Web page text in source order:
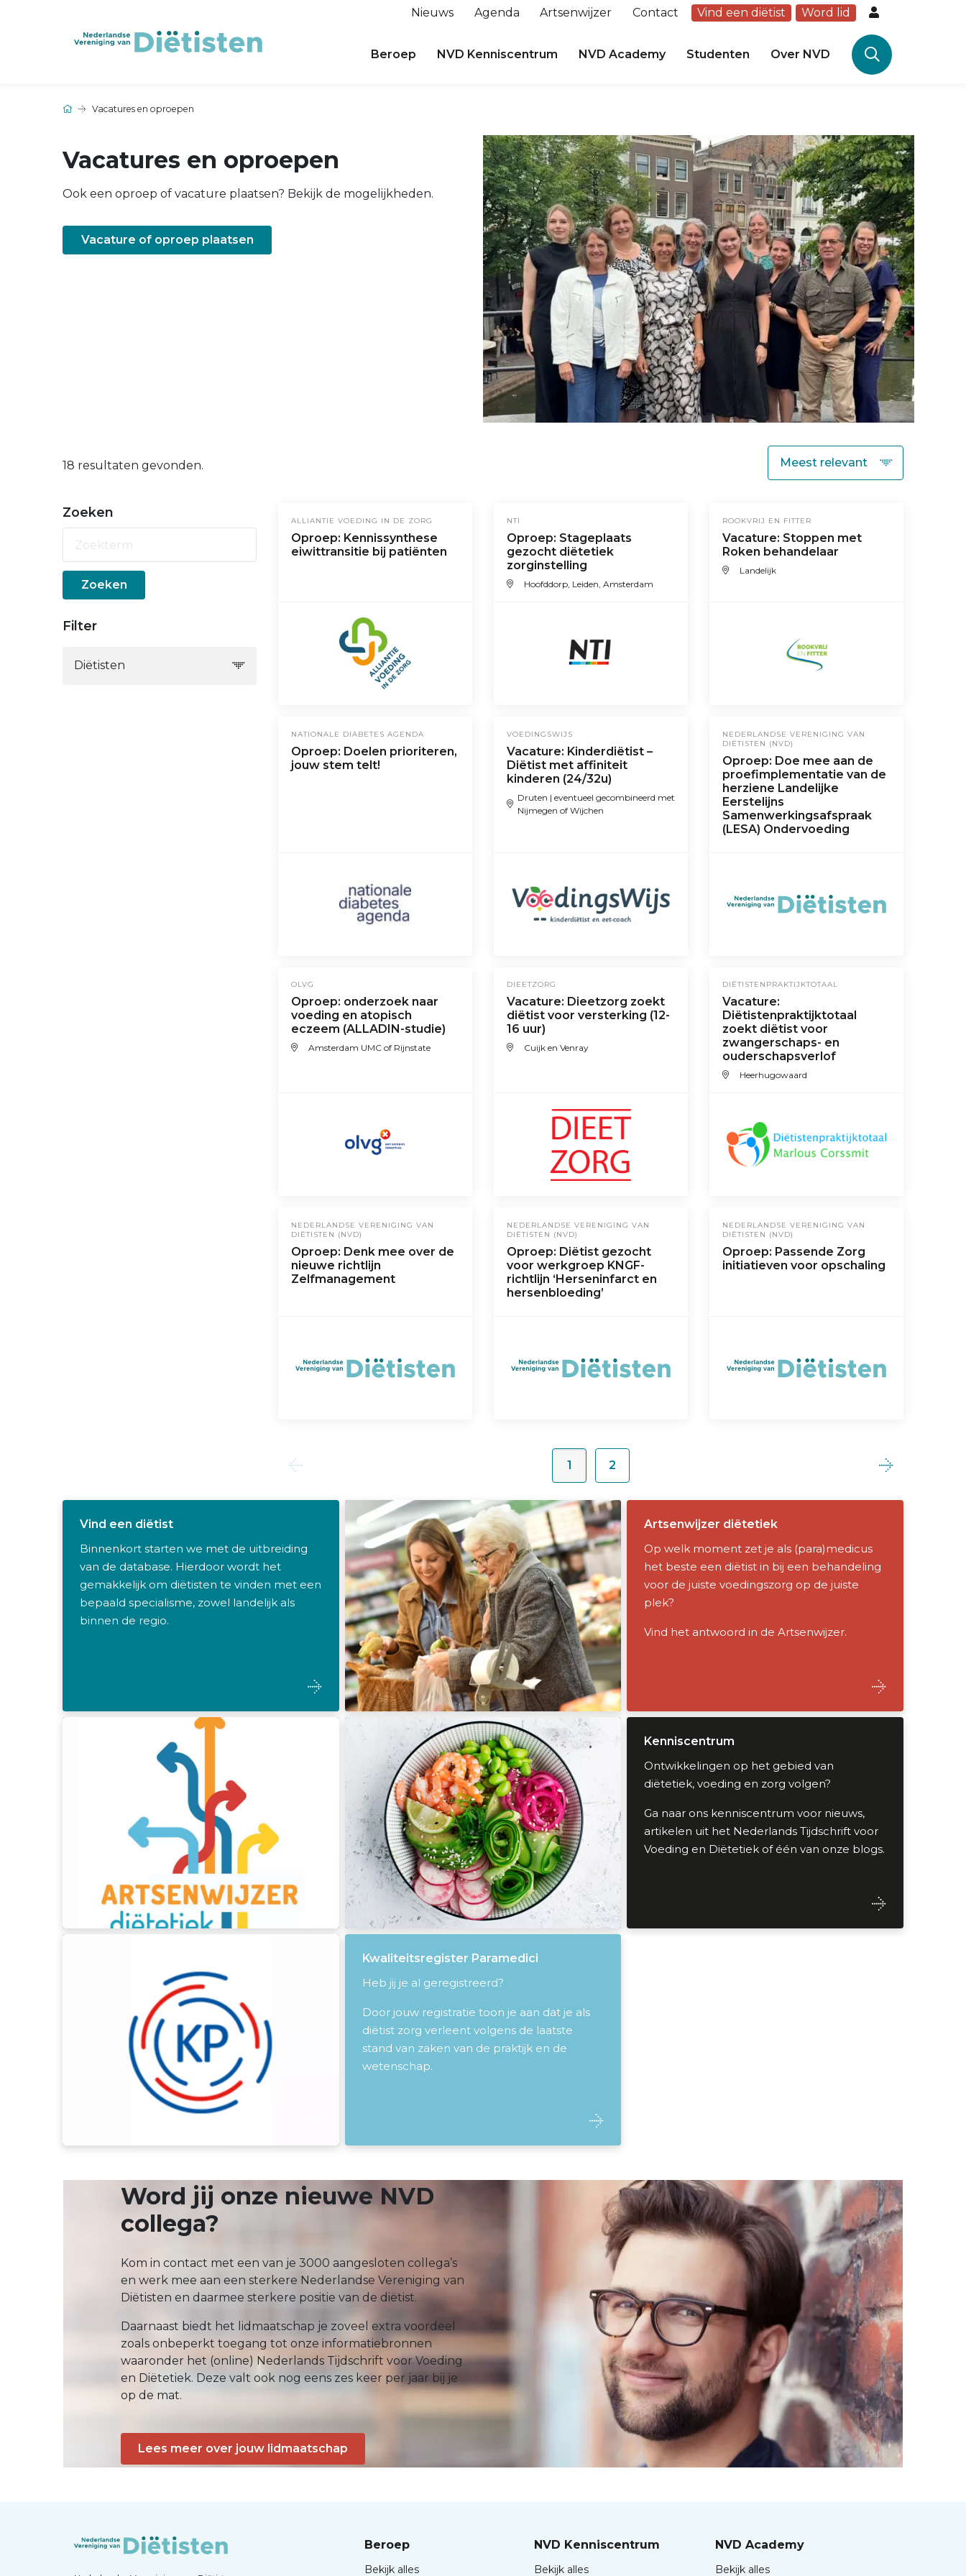
Nieuws Agenda Artsenwijzer Contact Vind een diëtist Word lid
Beroep NVD Kenniscentrum NVD Academy Studenten Over NVD
Vacatures en oproepen
Vacatures en oproepen
Ook een oproep of vacature plaatsen? Bekijk de mogelijkheden.
Vacature of oproep plaatsen
18 resultaten gevonden.
Zoeken
Zoeken
Filter
Diëtisten
ALLIANTIE VOEDING IN DE ZORG
Oproep: Kennissynthese
eiwittransitie bij patiënten
NTI
Oproep: Stageplaats
gezocht diëtetiek
zorginstelling
Hoofddorp, Leiden, Amsterdam
ROOKVRIJ EN FITTER
Vacature: Stoppen met
Roken behandelaar
Landelijk
NATIONALE DIABETES AGENDA
Oproep: Doelen prioriteren,
jouw stem telt!
VOEDINGSWIJS
Vacature: Kinderdiëtist –
Diëtist met affiniteit
kinderen (24/32u)
Druten | eventueel gecombineerd met
Nijmegen of Wijchen
NEDERLANDSE VERENIGING VAN
DIËTISTEN (NVD)
Oproep: Doe mee aan de
proefimplementatie van de
herziene Landelijke
Eerstelijns
Samenwerkingsafspraak
(LESA) Ondervoeding
OLVG
Oproep: onderzoek naar
voeding en atopisch
eczeem (ALLADIN-studie)
Amsterdam UMC of Rijnstate
DIEETZORG
Vacature: Dieetzorg zoekt
diëtist voor versterking (12-
16 uur)
Cuijk en Venray
DIËTISTENPRAKTIJKTOTAAL
Vacature:
Diëtistenpraktijktotaal
zoekt diëtist voor
zwangerschaps- en
ouderschapsverlof
Heerhugowaard
NEDERLANDSE VERENIGING VAN
DIËTISTEN (NVD)
Oproep: Denk mee over de
nieuwe richtlijn
Zelfmanagement
NEDERLANDSE VERENIGING VAN
DIËTISTEN (NVD)
Oproep: Diëtist gezocht
voor werkgroep KNGF-
richtlijn ‘Herseninfarct en
hersenbloeding’
NEDERLANDSE VERENIGING VAN
DIËTISTEN (NVD)
Oproep: Passende Zorg
initiatieven voor opschaling
1 2
Vind een diëtist
Binnenkort starten we met de uitbreiding
van de database. Hierdoor wordt het
gemakkelijk om diëtisten te vinden met een
bepaald specialisme, zowel landelijk als
binnen de regio.
Artsenwijzer diëtetiek
Op welk moment zet je als (para)medicus
het beste een diëtist in bij een behandeling
voor de juiste voedingszorg op de juiste
plek?
Vind het antwoord in de Artsenwijzer.
Kenniscentrum
Kenniscentrum
Ontwikkelingen op het gebied van
diëtetiek, voeding en zorg volgen?
Ga naar ons kenniscentrum voor nieuws,
artikelen uit het Nederlands Tijdschrift voor
Voeding en Diëtetiek of één van onze blogs.
Kwaliteitsregister Paramedici
Heb jij je al geregistreerd?
Door jouw registratie toon je aan dat je als
diëtist zorg verleent volgens de laatste
stand van zaken van de praktijk en de
wetenschap.
Word jij onze nieuwe NVD
collega?
Kom in contact met een van je 3000 aangesloten collega’s
en werk mee aan een sterkere Nederlandse Vereniging van
Diëtisten en daarmee sterkere positie van de diëtist.
Daarnaast biedt het lidmaatschap je zoveel extra voordeel
zoals onbeperkt toegang tot onze informatiebronnen
waaronder het (online) Nederlands Tijdschrift voor Voeding
en Diëtetiek. Deze valt ook nog eens zes keer per jaar bij je
op de mat.
Lees meer over jouw lidmaatschap
Beroep
Bekijk alles
NVD Kenniscentrum
Bekijk alles
NVD Academy
Bekijk alles